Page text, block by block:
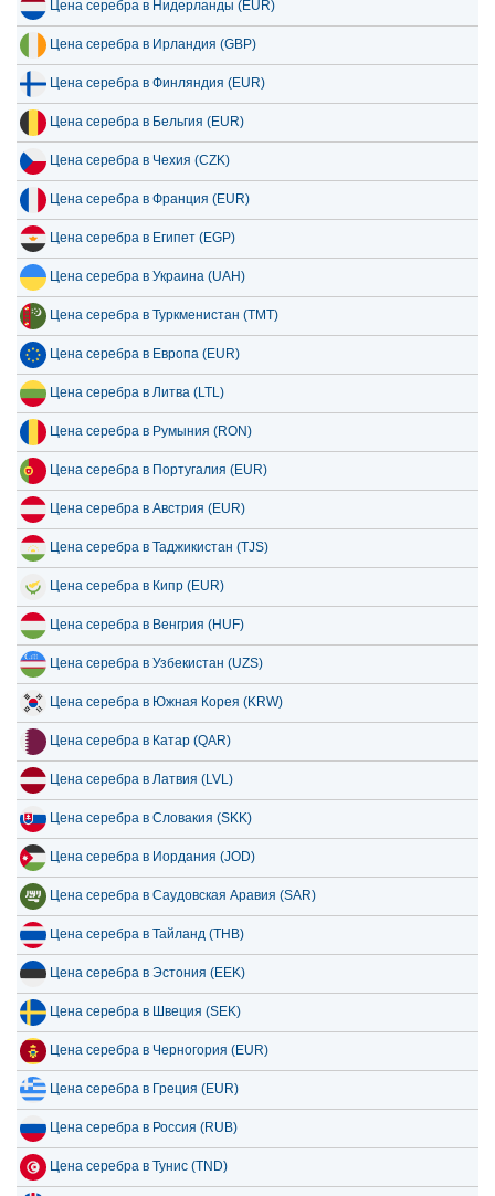
Цена серебра в Нидерланды (EUR)
Цена серебра в Ирландия (GBP)
Цена серебра в Финляндия (EUR)
Цена серебра в Бельгия (EUR)
Цена серебра в Чехия (CZK)
Цена серебра в Франция (EUR)
Цена серебра в Египет (EGP)
Цена серебра в Украина (UAH)
Цена серебра в Туркменистан (TMT)
Цена серебра в Европа (EUR)
Цена серебра в Литва (LTL)
Цена серебра в Румыния (RON)
Цена серебра в Португалия (EUR)
Цена серебра в Австрия (EUR)
Цена серебра в Таджикистан (TJS)
Цена серебра в Кипр (EUR)
Цена серебра в Венгрия (HUF)
Цена серебра в Узбекистан (UZS)
Цена серебра в Южная Корея (KRW)
Цена серебра в Катар (QAR)
Цена серебра в Латвия (LVL)
Цена серебра в Словакия (SKK)
Цена серебра в Иордания (JOD)
Цена серебра в Саудовская Аравия (SAR)
Цена серебра в Тайланд (THB)
Цена серебра в Эстония (EEK)
Цена серебра в Швеция (SEK)
Цена серебра в Черногория (EUR)
Цена серебра в Греция (EUR)
Цена серебра в Россия (RUB)
Цена серебра в Тунис (TND)